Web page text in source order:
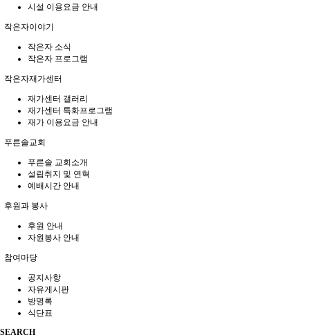
시설 이용요금 안내
작은자이야기
작은자 소식
작은자 프로그램
작은자재가센터
재가센터 갤러리
재가센터 특화프로그램
재가 이용요금 안내
푸른솔교회
푸른솔 교회소개
설립취지 및 연혁
예배시간 안내
후원과 봉사
후원 안내
자원봉사 안내
참여마당
공지사항
자유게시판
방명록
식단표
SEARCH